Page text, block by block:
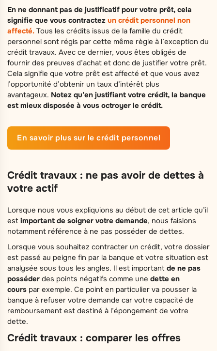
En ne donnant pas de justificatif pour votre prêt, cela
signifie que vous contractez un crédit personnel non
affecté. Tous les crédits issus de la famille du crédit
personnel sont régis par cette même règle à l’exception du
crédit travaux. Avec ce dernier, vous êtes obligés de
fournir des preuves d’achat et donc de justifier votre prêt.
Cela signifie que votre prêt est affecté et que vous avez
l’opportunité d’obtenir un taux d’intérêt plus
avantageux. Notez qu’en justifiant votre crédit, la banque
est mieux disposée à vous octroyer le crédit.
En savoir plus sur le crédit personnel
Crédit travaux : ne pas avoir de dettes à
votre actif
Lorsque nous vous expliquions au début de cet article qu’il
est important de soigner votre demande, nous faisions
notamment référence à ne pas posséder de dettes.
Lorsque vous souhaitez contracter un crédit, votre dossier
est passé au peigne fin par la banque et votre situation est
analysée sous tous les angles. Il est important de ne pas
posséder des points négatifs comme une dette en
cours par exemple. Ce point en particulier va pousser la
banque à refuser votre demande car votre capacité de
remboursement est destiné à l’épongement de votre
dette.
Crédit travaux : comparer les offres